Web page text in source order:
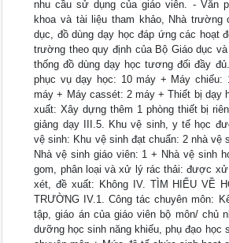
nhu cầu sử dụng của giáo viên. - Văn
khoa và tài liệu tham khảo, Nhà trường
dục, đồ dùng dạy học đáp ứng các hoạt
trường theo quy định của Bộ Giáo dục
thống đồ dùng dạy học tương đối đầy
phục vụ dạy học: 10 máy + Máy chiếu:
máy + Máy cassét: 2 máy + Thiết bị dạy
xuất: Xây dựng thêm 1 phòng thiết bị
giảng dạy III.5. Khu vệ sinh, y tế học
vệ sinh: Khu vệ sinh đạt chuẩn: 2 nhà vệ
Nhà vệ sinh giáo viên: 1 + Nhà vệ sinh
gom, phân loại và xử lý rác thải: được
xét, đề xuất: Không IV. TÌM HIỂU VỀ
TRƯỜNG IV.1. Công tác chuyên môn:
tập, giáo án của giáo viên bộ môn/ chủ
dưỡng học sinh năng khiếu, phụ đạo học